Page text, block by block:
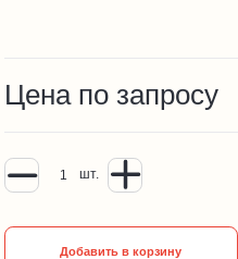
Цена по запросу
шт.
Добавить в корзину